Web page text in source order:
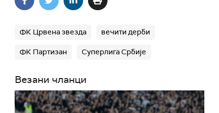
ФК Црвена звезда вечити дерби
ФК Партизан Суперлига Србије
Везани чланци